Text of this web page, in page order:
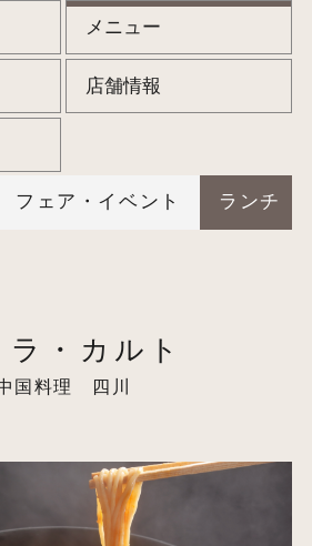
メニュー
店舗情報
フェア・イベント ランチ
ラ・カルト
国料理 四川